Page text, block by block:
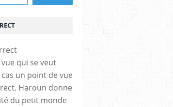
qui se veut
un point de vue
Haroun donne
du petit monde